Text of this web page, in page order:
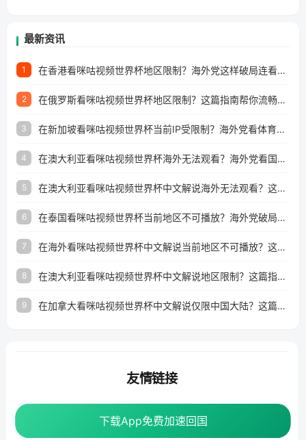
最新资讯
1 在香港看咪咕视频世界杯地区限制？海外党这样破局连看7天不卡顿！
2 在俄罗斯看咪咕视频世界杯地区限制？这篇指南帮你流畅看中文解说赛事
3 在新加坡看咪咕视频世界杯当前IP受限制？海外党看体育赛事的终极破局指南
4 在澳大利亚看咪咕视频世界杯海外无法观看？海外党看国内体育直播的终极解法
5 在澳大利亚看咪咕视频世界杯中文解说海外无法观看？这篇指南帮你搞定所有体育直播难题
6 在泰国看咪咕视频世界杯当前地区不可播放？海外党破局看中文解说赛事指南
7 在海外看咪咕视频世界杯中文解说当前地区不可播放？这篇指南帮你搞定所有体育赛事直播难题
8 在澳大利亚看咪咕视频世界杯中文解说地区限制？这篇指南帮你搞定海外观赛难题
9 在加拿大看咪咕视频世界杯中文解说仅限中国大陆？这篇指南帮你轻松解锁中文解说和赛事直播
下载App免费加速回国
下载App免费加速回国
友情链接